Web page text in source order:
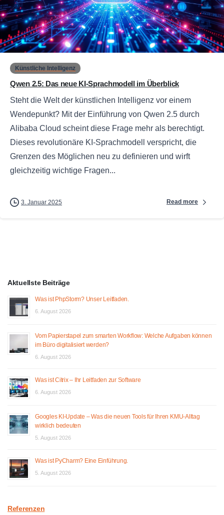
0
Künstliche Intelligenz
Qwen 2.5: Das neue KI-Sprachmodell im Überblick
Steht die Welt der künstlichen Intelligenz vor einem
Wendepunkt? Mit der Einführung von Qwen 2.5 durch
Alibaba Cloud scheint diese Frage mehr als berechtigt.
Dieses revolutionäre KI-Sprachmodell verspricht, die
Grenzen des Möglichen neu zu definieren und wirft
gleichzeitig wichtige Fragen...
3. Januar 2025 Read more
Aktuellste Beiträge
Was ist PhpStorm? Unser Leitfaden.
6. August 2026
Vom Papierstapel zum smarten Workflow: Welche Aufgaben können
im Büro digitalisiert werden?
6. August 2026
Was ist Citrix – Ihr Leitfaden zur Software
6. August 2026
Googles KI-Update – Was die neuen Tools für Ihren KMU-Alltag
wirklich bedeuten
5. August 2026
Was ist PyCharm? Eine Einführung.
5. August 2026
Referenzen